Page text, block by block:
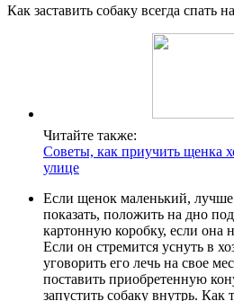
Как заставить собаку всегда спать
Читайте также:
Советы, как приучить щенка
улице
Если щенок маленький,
показать, положить на дно
картонную коробку, если она
Если он стремится уснуть в
уговорить его лечь на свое
поставить приобретенную
запустить собаку внутрь. Как